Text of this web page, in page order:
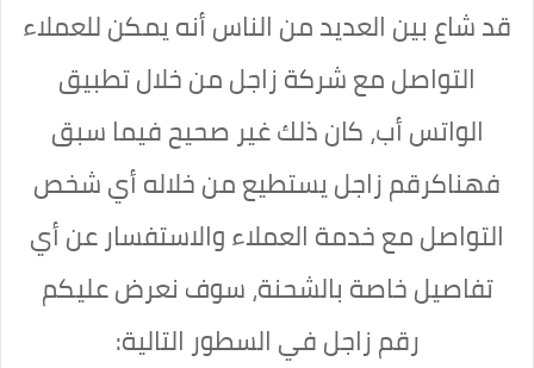
قد شاع بين العديد من الناس أنه يمكن للعملاء
التواصل مع شركة زاجل من خلال تطبيق
الواتس أب، كان ذلك غير صحيح فيما سبق
فهناكرقم زاجل يستطيع من خلاله أي شخص
التواصل مع خدمة العملاء والاستفسار عن أي
تفاصيل خاصة بالشحنة، سوف نعرض عليكم
رقم زاجل في السطور التالية: